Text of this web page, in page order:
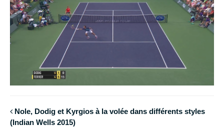
Nole, Dodig et Kyrgios à la volée dans différents styles
(Indian Wells 2015)